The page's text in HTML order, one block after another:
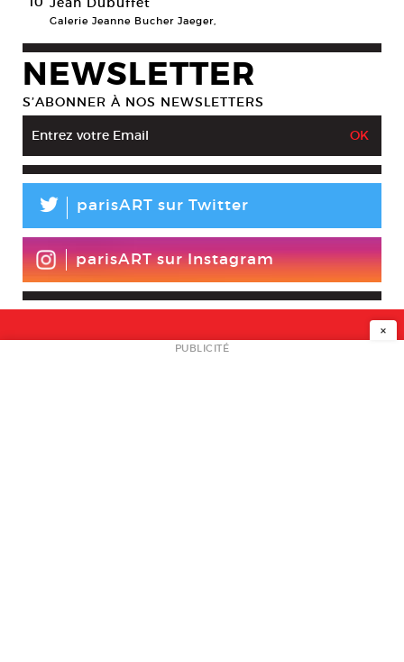
Galerie Jeanne Bucher Jaeger,
NEWSLETTER
S’ABONNER À NOS NEWSLETTERS
L parisART sur Twitter
parisART sur Instagram
NEWSLETTER
×
PUBLICITÉ